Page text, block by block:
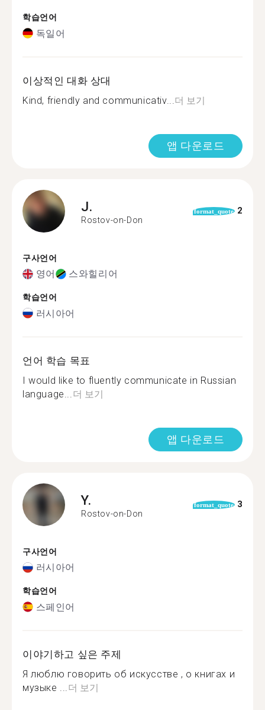
학습언어
독일어
이상적인 대화 상대
Kind, friendly and communicativ... 더 보기
앱 다운로드
J.
Rostov-on-Don
format_quote 2
구사언어
영어 스와힐리어
학습언어
러시아어
언어 학습 목표
I would like to fluently communicate in Russian
language... 더 보기
앱 다운로드
Y.
Rostov-on-Don
format_quote 3
구사언어
러시아어
학습언어
스페인어
이야기하고 싶은 주제
Я люблю говорить об искусстве , о книгах и
музыке ... 더 보기